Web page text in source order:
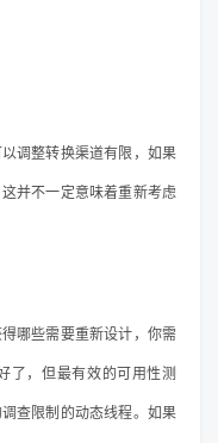
调整转换渠道有限，如果
并不一定意味着重新考虑
哪些需要重新设计，你需
了，但最有效的可用性测
查限制的动态线程。如果